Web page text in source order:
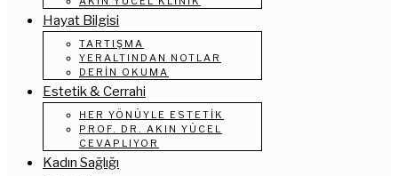
Hayat Bilgisi
TARTIŞMA
YERALTINDAN NOTLAR
DERIN OKUMA
Estetik & Cerrahi
HER YÖNÜYLE ESTETIK
PROF. DR. AKIN YÜCEL
CEVAPLIYOR
Kadın Sağlığı